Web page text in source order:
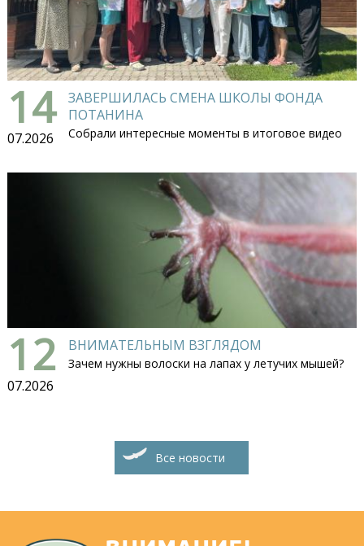
14
07.2026
ЗАВЕРШИЛАСЬ СМЕНА ШКОЛЫ ФОНДА
ПОТАНИНА
Собрали интересные моменты в итоговое видео
12
07.2026
ВНИМАТЕЛЬНЫМ ВЗГЛЯДОМ
Зачем нужны волоски на лапах у летучих мышей?
Все новости